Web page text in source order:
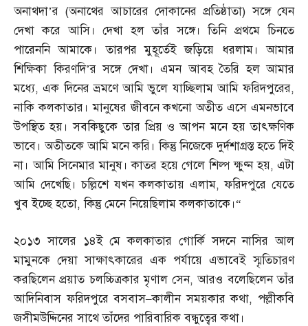
অনাথদা’র (অনাথের আচারের দোকানের প্রতিষ্ঠাতা)সঙ্গে যেন
দেখা করে আসি। দেখা হল তাঁর সঙ্গে। তিনি প্রথমে চিনতে
পারেননি আমাকে। তারপর মুহূর্তেই জড়িয়ে ধরলাম। আমার
শিক্ষিকা কিরণদি’র সঙ্গে দেখা। এমন আবহ তৈরি হল আমার
মধ্যে,এক দিনের ভ্রমণে আমি ভুলে যাচ্ছিলাম আমি ফরিদপুরের,
নাকি কলকাতার। মানুষের জীবনে কখনো অতীত এসে এমনভাবে
উপস্থিত হয়। সবকিছুকে তার প্রিয় ও আপন মনে হয় তাৎক্ষণিক
ভাবে। অতীতকে আমি মনে করি। কিন্তু নিজেকে দুর্দশাগ্রস্ত হতে দিই
না। আমি সিনেমার মানুষ। কাতর হয়ে গেলে শিল্প ক্ষুণ্ন হয়, এটা
আমি দেখেছি। চল্লিশে যখন কলকাতায় এলাম,ফরিদপুরে যেতে
খুব ইচ্ছে হতো,কিন্তু মেনে নিয়েছিলাম কলকাতাকে।“
২০১৩ সালের ১৪ই মে কলকাতার গোর্কি সদনে নাসির আল
মামুনকে দেয়া সাক্ষাৎকারের এক পর্যায়ে এভাবেই স্মৃতিচারণ
করছিলেন প্রয়াত চলচ্চিত্রকার মৃণাল সেন,আরও বলেছিলেন তাঁর
আদিনিবাস ফরিদপুরে বসবাস–কালীন সময়কার কথা, পল্লীকবি
জসীমউদ্দিনের সাথে তাঁদের পারিবারিক বন্ধুত্বের কথা।